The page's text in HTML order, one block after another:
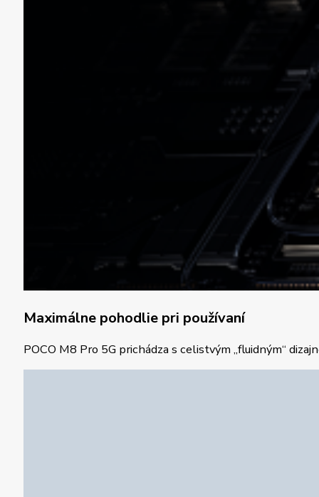
Maximálne pohodlie pri používaní
POCO M8 Pro 5G prichádza s celistvým „fluidným“